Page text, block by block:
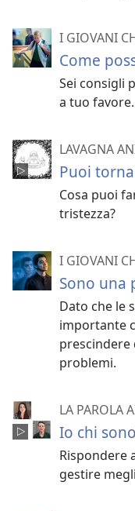
I GIOVANI
Come
Sei consigli
a tuo favore.
LAVAGNA
Puoi
Cosa puoi
tristezza?
I GIOVANI
Sono una
Dato che le
importante
prescindere
problemi.
LA PAROLA
Io chi
Rispondere
gestire